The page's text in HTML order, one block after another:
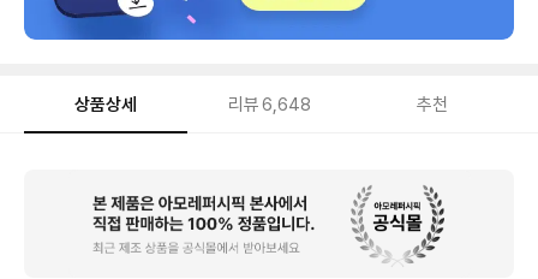
상품상세 리뷰6,648 추천